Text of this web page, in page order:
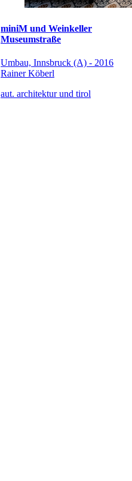
miniM und Weinkeller
Museumstraße
Umbau, Innsbruck (A) - 2016
Rainer Köberl
aut. architektur und tirol